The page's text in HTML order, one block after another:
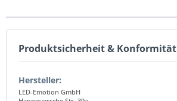
Produktsicherheit & Konformität
Hersteller:
LED-Emotion GmbH